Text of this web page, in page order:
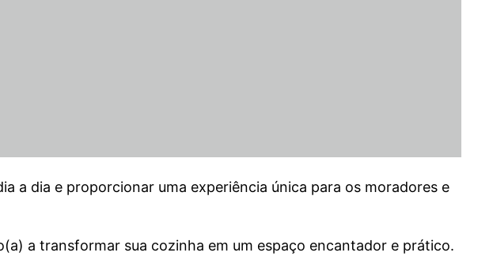
a dia e proporcionar uma experiência única para os moradores e
a transformar sua cozinha em um espaço encantador e prático.